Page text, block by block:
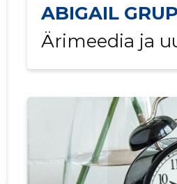
ABIGAIL
Ärimeedia ja